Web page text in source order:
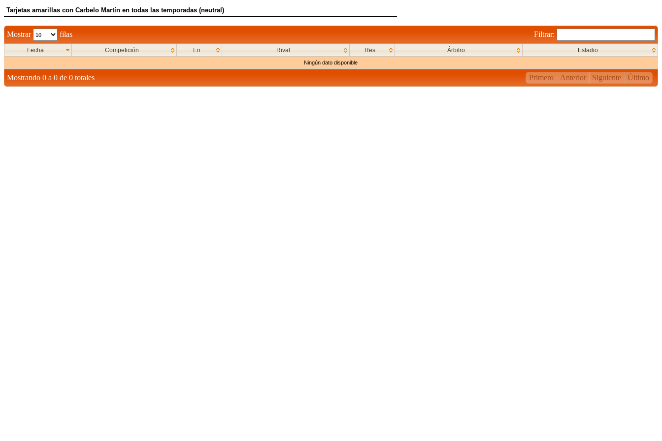
Tarjetas amarillas con Carbelo Martín en todas las temporadas (neutral)
Mostrar filas Filtrar:
Fecha Competición En Rival Res Árbitro Estadio
Ningún dato disponible
Mostrando 0 a 0 de 0 totales Primero Anterior Siguiente Último